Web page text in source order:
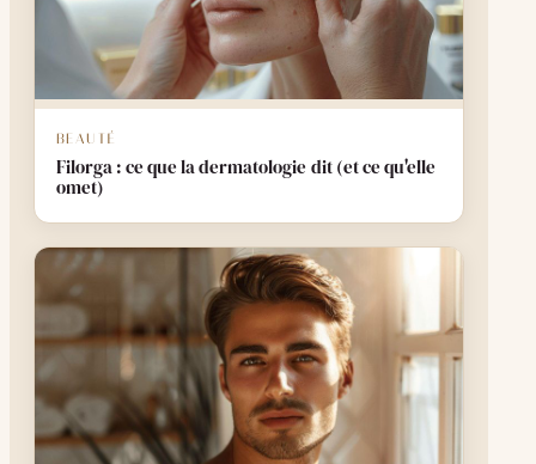
BEAUTÉ
Filorga : ce que la dermatologie dit (et ce qu'elle
omet)